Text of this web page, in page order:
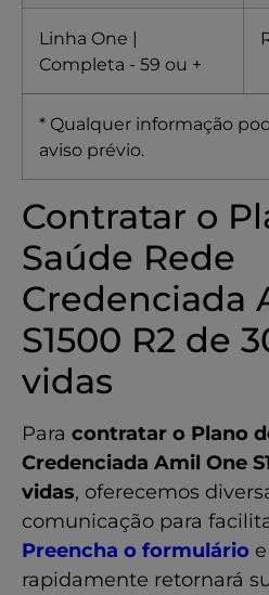
Linha One |
Completa - 59 ou +
* Qualquer informação
aviso prévio.
Contratar o
Saúde Rede
Credenciada
S1500 R2 de
vidas
Para contratar o Plano
Credenciada Amil One
vidas, oferecemos
comunicação para
Preencha o formulário
rapidamente retornará